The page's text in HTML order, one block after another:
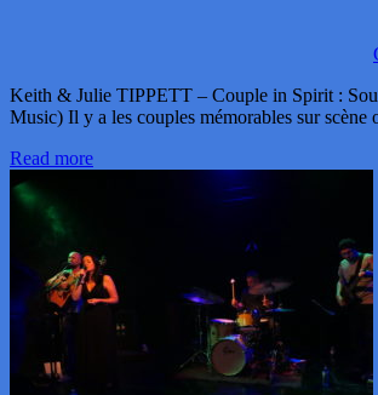
Keith & Julie TIPPETT – Couple in Spirit :
Music) Il y a les couples mémorables sur scène
Read more